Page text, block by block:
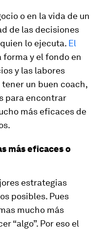
o en la vida de un
de las decisiones
lo ejecuta. El
forma y el fondo en
y las labores
un buen coach,
para encontrar
más eficaces de
más eficaces o
estrategias
posibles. Pues
mucho más
“algo”. Por eso el